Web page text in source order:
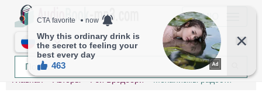
МЕНЮ
RU
Главная Авторы Рэй Брэдбери Механизмы радости